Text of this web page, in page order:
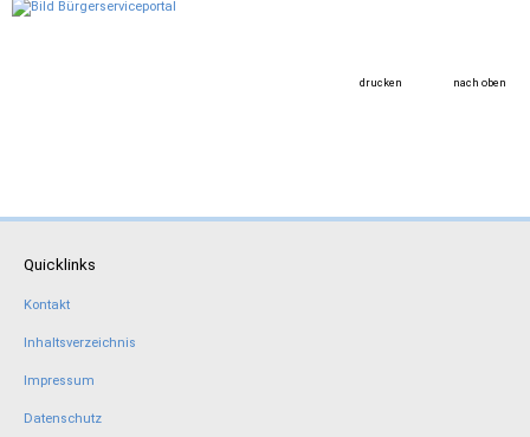
drucken nach oben
Quicklinks
Kontakt
Inhaltsverzeichnis
Impressum
Datenschutz